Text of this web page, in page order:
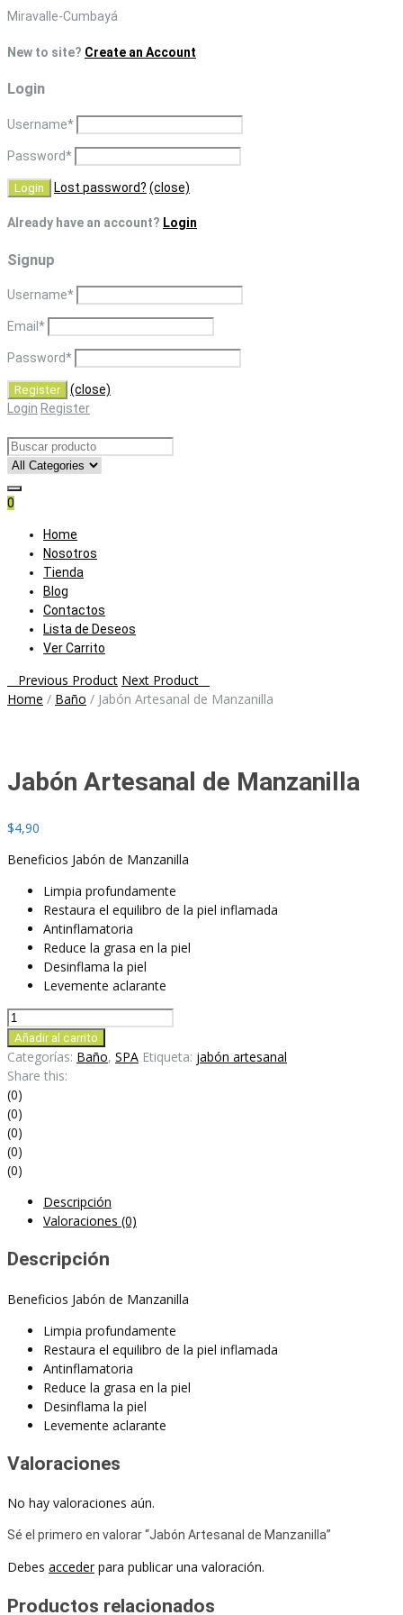
Skip
content
Miravalle-Cumbayá
New to site? Create an Account
Login
Username*
Password*
Lost password? (close)
Already have an account? Login
Signup
Username*
Email *
Password*
(close)
Login Register
0
Skip
content
Home
Nosotros
Tienda
Blog
Contactos
Lista de Deseos
Ver Carrito
Post
navigation
Previous Product Next Product
Home / Baño / Jabón Artesanal de Manzanilla
Jabón Artesanal de Manzanilla
$4,90
Beneficios Jabón de Manzanilla
Limpia profundamente
Restaura el equilibro de la piel inflamada
Antinflamatoria
Reduce la grasa en la piel
Desinflama la piel
Levemente aclarante
Jabón
Artesanal
de
Manzanilla
cantidad
Añadir al carrito
Categorías: Baño, SPA Etiqueta: jabón artesanal
Share this:
(0)
(0)
(0)
(0)
(0)
Descripción
Valoraciones (0)
Descripción
Beneficios Jabón de Manzanilla
Limpia profundamente
Restaura el equilibro de la piel inflamada
Antinflamatoria
Reduce la grasa en la piel
Desinflama la piel
Levemente aclarante
Valoraciones
No hay valoraciones aún.
Sé el primero en valorar “Jabón Artesanal de Manzanilla”
Debes accederpara publicar una valoración.
Productos relacionados